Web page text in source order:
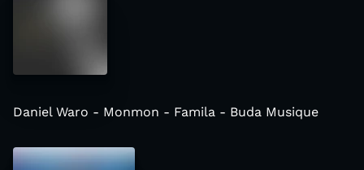
Daniel Waro - Monmon - Famila - Buda Musique